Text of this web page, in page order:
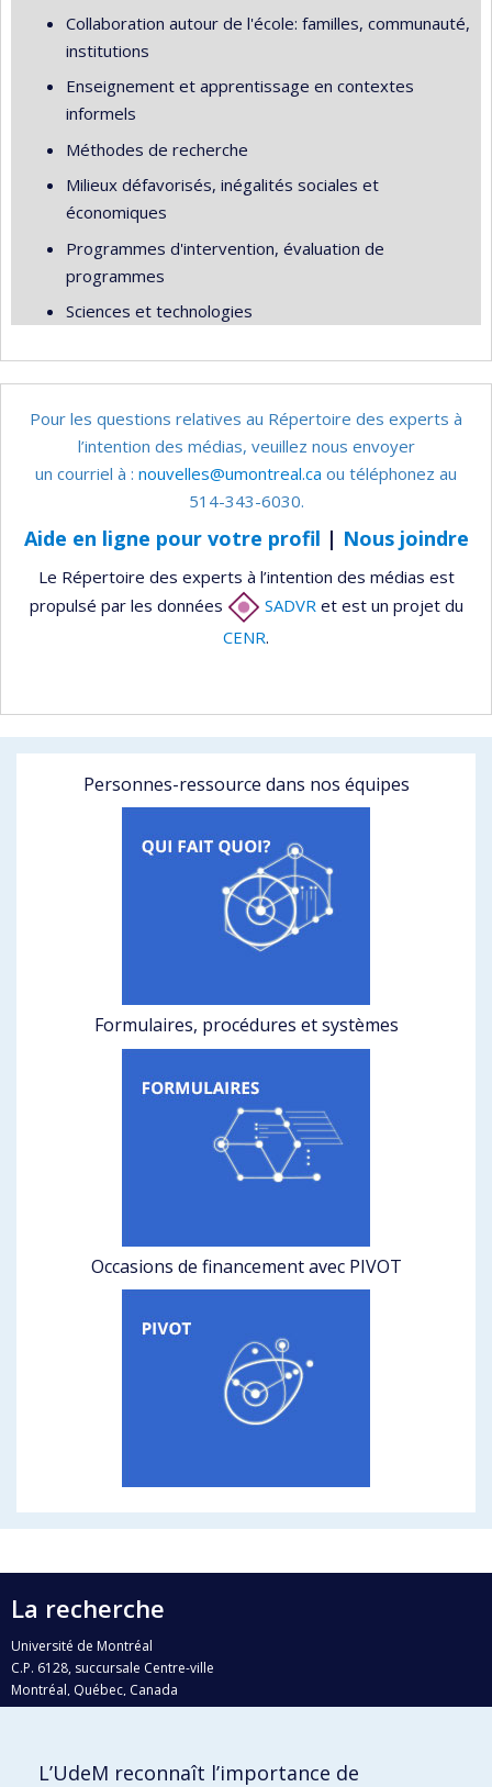
Collaboration autour de l'école: familles, communauté,
institutions
Enseignement et apprentissage en contextes
informels
Méthodes de recherche
Milieux défavorisés, inégalités sociales et
économiques
Programmes d'intervention, évaluation de
programmes
Sciences et technologies
Pour les questions relatives au Répertoire des experts à
l’intention des médias, veuillez nous envoyer
un courriel à : nouvelles@umontreal.ca ou téléphonez au
514-343-6030.
Aide en ligne pour votre profil | Nous joindre
Le Répertoire des experts à l’intention des médias est
propulsé par les données
SADVR et est un projet du
CENR.
Personnes-ressource dans nos équipes
Formulaires, procédures et systèmes
Occasions de financement avec PIVOT
La recherche
Université de Montréal
C.P. 6128, succursale Centre-ville
Montréal, Québec, Canada
H3C 3J7
L’UdeM reconnaît l’importance de